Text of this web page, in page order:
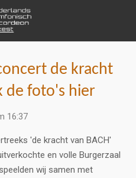
de kracht
de foto's hier
16:37
'de kracht van BACH'
en volle Burgerzaal
wij samen met